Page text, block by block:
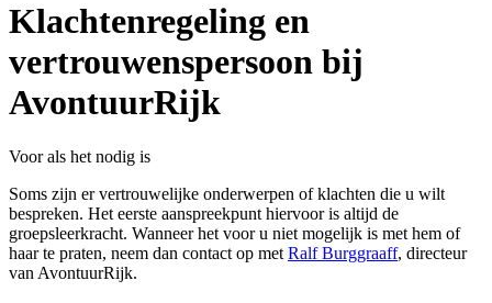
Klachtenregeling en
vertrouwenspersoon bij
AvontuurRijk
Voor als het nodig is
Soms zijn er vertrouwelijke onderwerpen of klachten die u wilt
bespreken. Het eerste aanspreekpunt hiervoor is altijd de
groepsleerkracht. Wanneer het voor u niet mogelijk is met hem of
haar te praten, neem dan contact op met Ralf Burggraaff, directeur
van AvontuurRijk.